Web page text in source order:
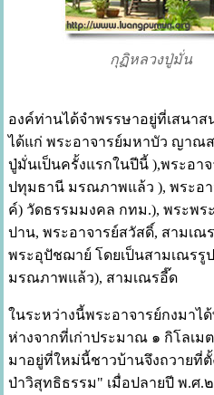
กุฏิหลวงปู่มั่น
องค์ท่านได้จำพรรษาอยู่ที่เสนา
ได้แก่ พระอาจารย์มหาบัว ญาณ
ปู่มั่นเป็นครั้งแรกในปีนี้ ),พระอา
ปทุมธานี มรณภาพแล้ว ), พระอา
ค์) วัดธรรมมงคล กทม.), พระพร
ปาน, พระอาจารย์สวัสดิ์, สามเ
พระอุปัชฌาย์ โดยเป็นสามเณร
มรณภาพแล้ว), สามเณรอี๊ด
ในระหว่างนี้พระอาจารย์กงมาไ
ห่างจากที่เก่าประมาณ ๑ กิโลเม
มาอยู่ที่ใหม่นี้ชาวบ้านจึงถวายที่
ป่าวิสุทธิธรรม" เมื่อปลายปี พ.ศ